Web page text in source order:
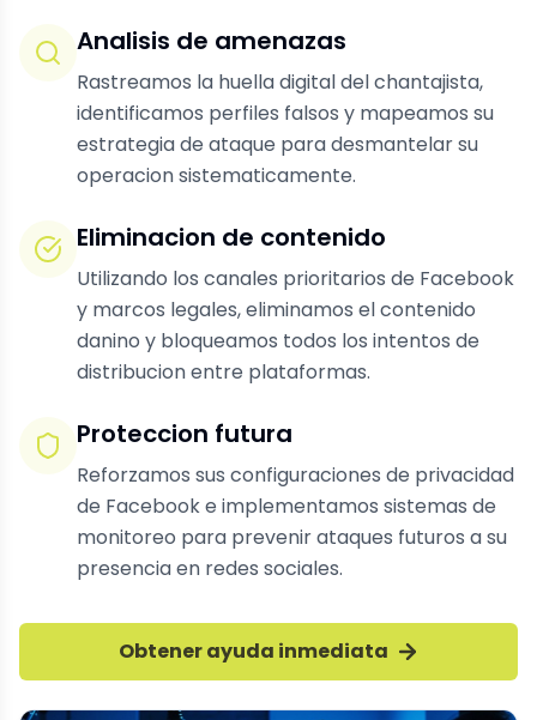
Analisis de amenazas
Rastreamos la huella digital del chantajista,
identificamos perfiles falsos y mapeamos su
estrategia de ataque para desmantelar su
operacion sistematicamente.
Eliminacion de contenido
Utilizando los canales prioritarios de Facebook
y marcos legales, eliminamos el contenido
danino y bloqueamos todos los intentos de
distribucion entre plataformas.
Proteccion futura
Reforzamos sus configuraciones de privacidad
de Facebook e implementamos sistemas de
monitoreo para prevenir ataques futuros a su
presencia en redes sociales.
Obtener ayuda inmediata